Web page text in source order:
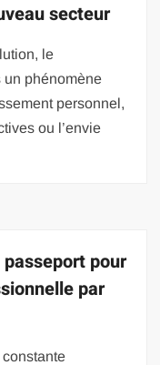
secteur
le
un phénomène
personnel,
ou l’envie
pour
par